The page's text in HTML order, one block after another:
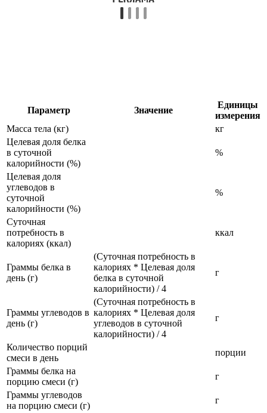
Параметр Значение
Единицы
измерения
Масса тела (кг)
кг
Целевая доля белка
в суточной
калорийности (%)
%
Целевая доля
углеводов в
суточной
калорийности (%)
%
Суточная
потребность в
калориях (ккал)
ккал
Граммы белка в
день (г)
(Суточная потребность в
калориях * Целевая доля
белка в суточной
калорийности) / 4
г
Граммы углеводов в
день (г)
(Суточная потребность в
калориях * Целевая доля
углеводов в суточной
калорийности) / 4
г
Количество порций
смеси в день
порции
Граммы белка на
порцию смеси (г)
г
Граммы углеводов
на порцию смеси (г)
г